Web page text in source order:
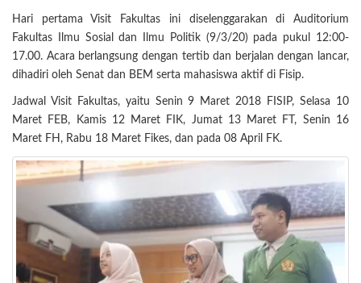
Hari pertama Visit Fakultas ini diselenggarakan di Auditorium
Fakultas Ilmu Sosial dan Ilmu Politik (9/3/20) pada pukul 12:00-
17.00. Acara berlangsung dengan tertib dan berjalan dengan lancar,
dihadiri oleh Senat dan BEM serta mahasiswa aktif di Fisip.
Jadwal Visit Fakultas, yaitu Senin 9 Maret 2018 FISIP, Selasa 10
Maret FEB, Kamis 12 Maret FIK, Jumat 13 Maret FT, Senin 16
Maret FH, Rabu 18 Maret Fikes, dan pada 08 April FK.